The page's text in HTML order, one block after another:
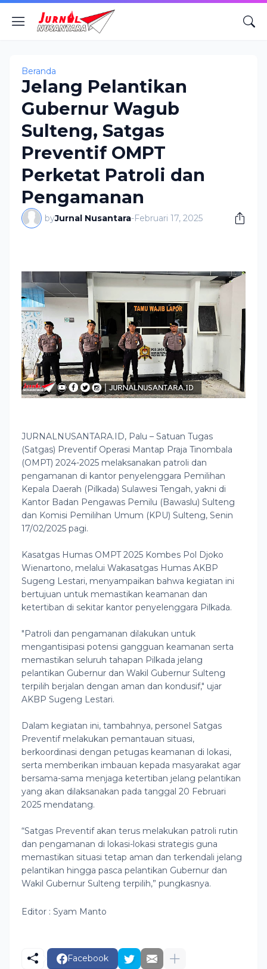
Beranda
Jelang Pelantikan
Gubernur Wagub
Sulteng, Satgas
Preventif OMPT
Perketat Patroli dan
Pengamanan
byJurnal Nusantara-Februari 17, 2025
JURNALNUSANTARA.ID, Palu – Satuan Tugas
(Satgas) Preventif Operasi Mantap Praja Tinombala
(OMPT) 2024-2025 melaksanakan patroli dan
pengamanan di kantor penyelenggara Pemilihan
Kepala Daerah (Pilkada) Sulawesi Tengah, yakni di
Kantor Badan Pengawas Pemilu (Bawaslu) Sulteng
dan Komisi Pemilihan Umum (KPU) Sulteng, Senin
17/02/2025 pagi.
Kasatgas Humas OMPT 2025 Kombes Pol Djoko
Wienartono, melalui Wakasatgas Humas AKBP
Sugeng Lestari, menyampaikan bahwa kegiatan ini
bertujuan untuk memastikan keamanan dan
ketertiban di sekitar kantor penyelenggara Pilkada.
"Patroli dan pengamanan dilakukan untuk
mengantisipasi potensi gangguan keamanan serta
memastikan seluruh tahapan Pilkada jelang
pelantikan Gubernur dan Wakil Gubernur Sulteng
terpilih berjalan dengan aman dan kondusif," ujar
AKBP Sugeng Lestari.
Dalam kegiatan ini, tambahnya, personel Satgas
Preventif melakukan pemantauan situasi,
berkoordinasi dengan petugas keamanan di lokasi,
serta memberikan imbauan kepada masyarakat agar
bersama-sama menjaga ketertiban jelang pelantikan
yang akan dilaksanakan pada tanggal 20 Februari
2025 mendatang.
“Satgas Preventif akan terus melakukan patroli rutin
dan pengamanan di lokasi-lokasi strategis guna
memastikan situasi tetap aman dan terkendali jelang
pelantikan hingga pasca pelantikan Gubernur dan
Wakil Gubernur Sulteng terpilih,” pungkasnya.
Editor : Syam Manto
Facebook